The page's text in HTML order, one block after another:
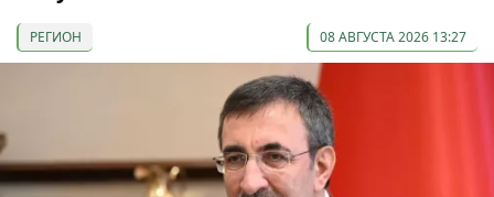
РЕГИОН 08 АВГУСТА 2026 13:27